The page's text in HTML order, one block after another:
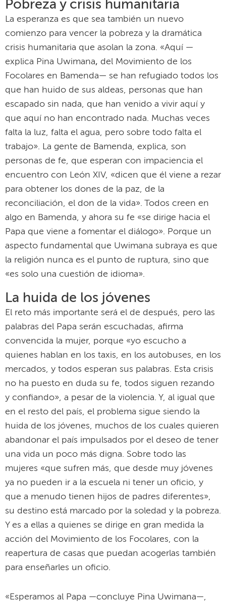
Pobreza y crisis humanitaria
La esperanza es que sea también un nuevo
comienzo para vencer la pobreza y la dramática
crisis humanitaria que asolan la zona. «Aquí —
explica Pina Uwimana, del Movimiento de los
Focolares en Bamenda— se han refugiado todos los
que han huido de sus aldeas, personas que han
escapado sin nada, que han venido a vivir aquí y
que aquí no han encontrado nada. Muchas veces
falta la luz, falta el agua, pero sobre todo falta el
trabajo». La gente de Bamenda, explica, son
personas de fe, que esperan con impaciencia el
encuentro con León XIV, «dicen que él viene a rezar
para obtener los dones de la paz, de la
reconciliación, el don de la vida». Todos creen en
algo en Bamenda, y ahora su fe «se dirige hacia el
Papa que viene a fomentar el diálogo». Porque un
aspecto fundamental que Uwimana subraya es que
la religión nunca es el punto de ruptura, sino que
«es solo una cuestión de idioma».
La huida de los jóvenes
El reto más importante será el de después, pero las
palabras del Papa serán escuchadas, afirma
convencida la mujer, porque «yo escucho a
quienes hablan en los taxis, en los autobuses, en los
mercados, y todos esperan sus palabras. Esta crisis
no ha puesto en duda su fe, todos siguen rezando
y confiando», a pesar de la violencia. Y, al igual que
en el resto del país, el problema sigue siendo la
huida de los jóvenes, muchos de los cuales quieren
abandonar el país impulsados por el deseo de tener
una vida un poco más digna. Sobre todo las
mujeres «que sufren más, que desde muy jóvenes
ya no pueden ir a la escuela ni tener un oficio, y
que a menudo tienen hijos de padres diferentes»,
su destino está marcado por la soledad y la pobreza.
Y es a ellas a quienes se dirige en gran medida la
acción del Movimiento de los Focolares, con la
reapertura de casas que puedan acogerlas también
para enseñarles un oficio.
«Esperamos al Papa —concluye Pina Uwimana—,